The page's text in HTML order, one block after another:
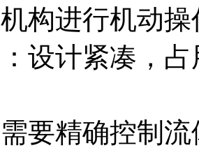
构进行机动操
设计紧凑，
要精确控制